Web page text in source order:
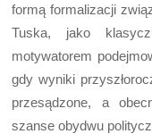
formą formalizacji
Tuska, jako
motywatorem
gdy wyniki
przesądzone, a
szanse obydwu